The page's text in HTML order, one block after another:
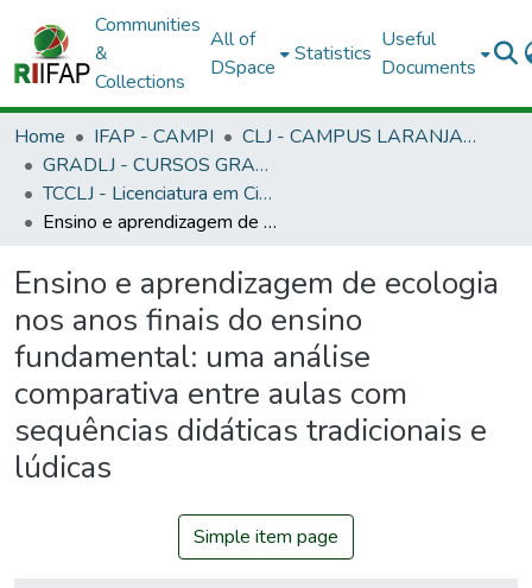
Communities
&
Collections
All of
DSpace
Statistics
Useful
Documents
Home IFAP - CAMPI
CLJ - CAMPUS LARANJAL DO JARI
GRADLJ - CURSOS GRADUAÇÃO - CAMPUS LARANJAL DO JARI
TCCLJ - Licenciatura em Ciências Biológicas
Ensino e aprendizagem de ecologia nos anos finais do ensino fundamental: uma análise comparativa entre aulas com sequências didáticas tradicionais e lúdicas
Ensino e aprendizagem de ecologia
nos anos finais do ensino
fundamental: uma análise
comparativa entre aulas com
sequências didáticas tradicionais e
lúdicas
Simple item page